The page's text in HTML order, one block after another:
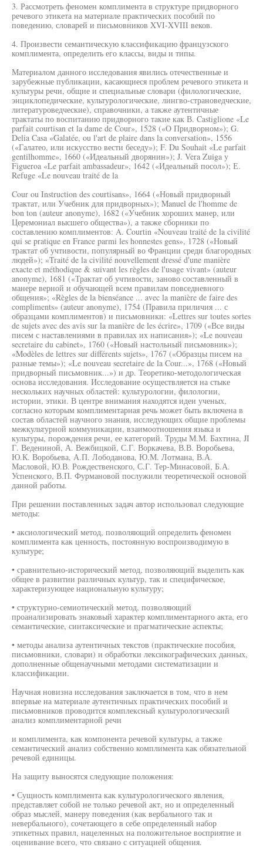
3. Рассмотреть феномен комплимента в структуре придворного
речевого этикета на материале практических пособий по
поведению, словарей и письмовников XVI-XVIII веков.
4. Произвести семантическую классификацию французского
комплимента, определить его классы, виды и типы.
Материалом данного исследования явились отечественные и
зарубежные публикации, касающиеся проблем речевого этикета и
культуры речи, общие и специальные словари (филологические,
энциклопедические, культурологические, лингво-страноведческие,
литературоведческие), справочники, а также аутентичные
трактаты по воспитанию придворного такие как В. Castiglione «Le
parfait courtisan et la dame de Cour», 1528 («O Придворном»); G.
Delia Casa «Galatée, ou l'art de plaire dans la conversation», 1556
(«Галатео, или искусство вести беседу»); F. Du Souhait «Le parfait
gentilhomme», 1660 («Идеальный дворянин»); J. Vera Zuiga y
Figueroa «Le parfait ambassadeur», 1642 («Идеальный посол»); Е.
Refuge «Le nouveau traité de la
Cour ou Instruction des courtisans», 1664 («Новый придворный
трактат, или Учебник для придворных»); Manuel de l'homme de
bon ton (auteur anonyme), 1682 («Учебник хороших манер, или
Церемониал высшего общества»), а также сборники по
составлению комплиментов: A. Courtin «Nouveau traité de la civilité
qui se pratique en France parmi les honnestes gens», 1728 («Новый
трактат об учтивости, популярный во Франции среди благородных
людей»); «Traité de la civilité nouvellement dressé d'une manière
exacte et méthodique & suivant les règles de l'usage vivant» (auteur
anonyme), 1681 («Трактат об учтивости, заново составленный в
манере верной и обучающей всем правилам повседневного
общения»; «Règles de la bienséance ... avec la manière de faire des
compliments» (auteur anonyme), 1754 (Правила приличия ... с
образцами комплиментов) и письмовники: «Lettres sur toutes sortes
de sujets avec des avis sur la manière de les écrire», 1709 («Все виды
писем с наставлениями в правилах их написания»); «Le nouveau
secretaire du cabinet», 1760 («Новый настольный письмовник»);
«Modèles de lettres sur différents sujets», 1767 («Образцы писем на
разные темы»); «Le nouveau secretaire de la Cour...», 1768 («Новый
придворный письмовник...») и др. Теоретико-методологическая
основа исследования. Исследование осуществляется на стыке
нескольких научных областей: культурологии, филологии,
истории, этики. В центре внимания находятся идеи ученых,
согласно которым комплиментарная речь может быть включена в
состав областей научного знания, исследующих общие проблемы
межкультурной коммуникации, взаимоотношения языка и
культуры, порождения речи, ее категорий. Труды М.М. Бахтина, JI
Г. Ведениной, А. Вежбицкой, С.Г. Воркачева, В.В. Воробьева,
Ю.К. Воробьева, А.П. Лободанова, Ю.М. Лотмана, В.А.
Масловой, Ю.В. Рождественского, С.Г. Тер-Минасовой, Б.А.
Успенского, В.П. Фурмановой послужили теоретической основой
данной работы.
При решении поставленных задач автор использовал следующие
методы:
• аксиологический метод, позволяющий определить феномен
комплимента как ценность, постоянную воспроизводимую в
культуре;
• сравнительно-исторический метод, позволяющий выделить как
общее в развитии различных культур, так и специфическое,
характеризующее национальную культуру;
• структурно-семиотический метод, позволяющий
проанализировать знаковый характер комплиментарного акта, его
семантические, синтаксические и прагматические аспекты;
• методы анализа аутентичных текстов (практические пособия,
письмовники, словари) и обработки лексикографических данных,
дополненные общенаучными методами систематизации и
классификации.
Научная новизна исследования заключается в том, что в нем
впервые на материале аутентичных практических пособий и
письмовников проводится комплексный культурологический
анализ комплиментарной речи
и комплимента, как компонента речевой культуры, а также
семантический анализ собственно комплимента как обязательной
речевой единицы.
На защиту выносятся следующие положения:
• Сущность комплимента как культурологического явления,
представляет собой не только речевой акт, но и определенный
образ мыслей, манеру поведения (как вербального так и
невербального), сочетающего в себе определенный набор
этикетных правил, нацеленных на положительное восприятие и
оценивание всего, что связано с ситуацией общения.